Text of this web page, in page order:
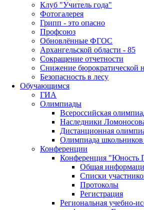
Клуб "Учитель года"
Фотогалерея
Грипп - это опасно
Профсоюз
Обновлённые ФГОС
Архангельской области - 85
Сокращение отчетности
Снижение бюрократической
Безопасность в лесу
Обучающимся
ГИА
Олимпиады
Всероссийская
Наследники
Дистанционная
Олимпиада
Конференции
Конференция "Юность
Общая
Списки
Протоколы
Регистрация
Региональная учебно-